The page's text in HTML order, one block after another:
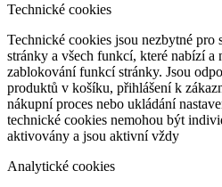
Technické cookies
Technické cookies jsou nezbytné pro
stránky a všech funkcí, které nabízí
zablokování funkcí stránky. Jsou
produktů v košíku, přihlášení k
nákupní proces nebo ukládání
technické cookies nemohou být
aktivovány a jsou aktivní vždy
Analytické cookies